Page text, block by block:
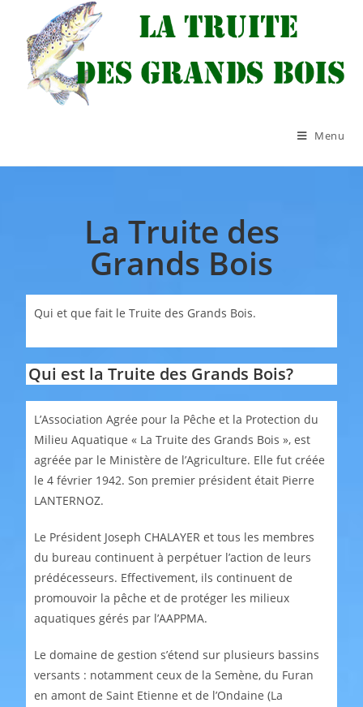
Menu
La Truite des
Grands Bois
Qui et que fait le Truite des Grands Bois.
Qui est la Truite des Grands Bois?
L’Association Agrée pour la Pêche et la Protection du
Milieu Aquatique « La Truite des Grands Bois », est
agréée par le Ministère de l’Agriculture. Elle fut créée
le 4 février 1942. Son premier président était Pierre
LANTERNOZ.
Le Président Joseph CHALAYER et tous les membres
du bureau continuent à perpétuer l’action de leurs
prédécesseurs. Effectivement, ils continuent de
promouvoir la pêche et de protéger les milieux
aquatiques gérés par l’AAPPMA.
Le domaine de gestion s’étend sur plusieurs bassins
versants : notamment ceux de la Semène, du Furan
en amont de Saint Etienne et de l’Ondaine (La